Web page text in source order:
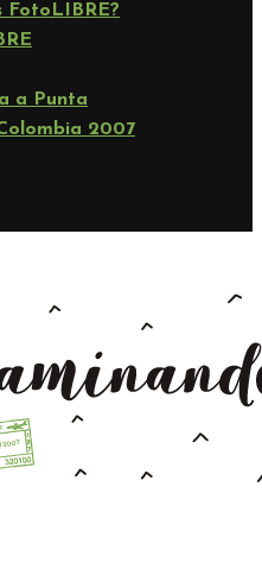
FotoLIBRE?
a Punta
2007